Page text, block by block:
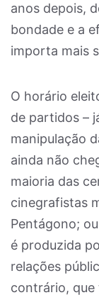
anos depois,
bondade e a
importa mais
O horário
de partidos –
manipulação
ainda não
maioria das
cinegrafistas
Pentágono;
é produzida
relações
contrário, que